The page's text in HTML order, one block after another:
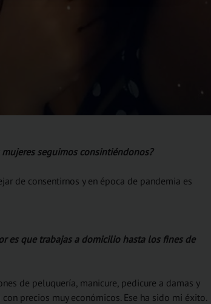
seguimos consintiéndonos?
de consentirnos y en época de pandemia es
es que trabajas a domicilio hasta los fines de
de peluquería, manicure, pedicure a damas y
precios muy económicos. Ese ha sido mi éxito.